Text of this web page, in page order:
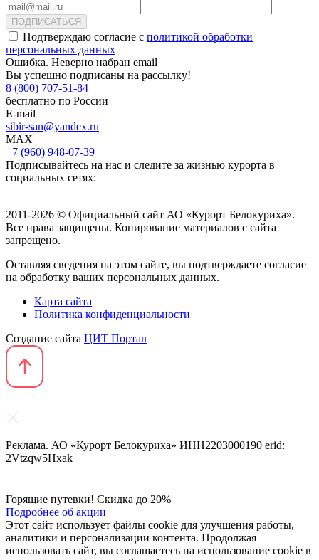
ПОДПИСАТЬСЯ
Подтверждаю согласие с политикой обработки
персональных данных
Ошибка. Неверно набран email
Вы успешно подписаны на рассылку!
8 (800) 707-51-84
бесплатно по России
E-mail
sibir-san@yandex.ru
MAX
+7 (960) 948-07-39
Подписывайтесь на нас и следите за жизнью курорта в
социальных сетях:
2011-2026 © Официальный сайт АО «Курорт Белокуриха».
Все права защищены. Копирование материалов с сайта
запрещено.
Оставляя сведения на этом сайте, вы подтверждаете согласие
на обработку ваших персональных данных.
Карта сайта
Политика конфиденциальности
Создание сайта ЦИТ Портал
Реклама. АО «Курорт Белокуриха» ИНН2203000190 erid:
2Vtzqw5Hxak
Горящие путевки! Скидка до 20%
Подробнее об акции
Этот сайт использует файлы cookie для улучшения работы,
аналитики и персонализации контента. Продолжая
использовать сайт, вы соглашаетесь на использование cookie в